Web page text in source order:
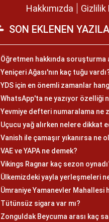
Hakkımızda Gizlilik
SON EKLENEN
Öğretmen hakkında soruşturma
Yeniçeri Ağası'nın kaç tuğu
YDS için en önemli zamanlar
WhatsApp'ta ne yazıyor özelliği
Yevmiye defteri numaralama ne
Uçucu yağ alırken nelere dikkat
Vanish ile çamaşır yıkanırsa ne
VAE ve YAPA ne demek?
Vikings Ragnar kaç sezon
Ülkemizdeki yayla yerleşmeleri
Ümraniye Yamanevler Mahallesi
Tütünsüz sigara var mı?
Zonguldak Beycuma arası kaç